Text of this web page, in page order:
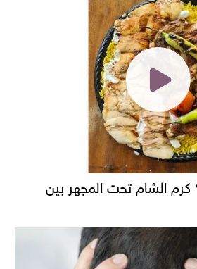
الشام تحت المجهر بين